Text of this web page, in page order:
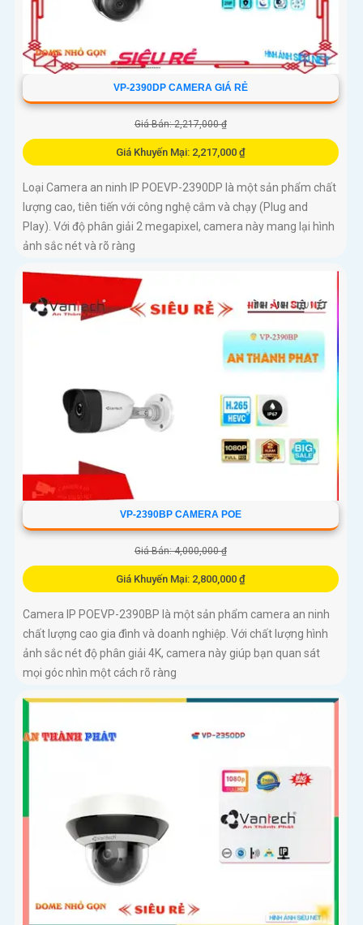
VP-2390DP CAMERA GIÁ RẺ
Giá Bán: 2,217,000 ₫
Giá Khuyến Mại: 2,217,000 ₫
Loại Camera an ninh IP POEVP-2390DP là một sản phẩm chất
lượng cao, tiên tiến với công nghệ cắm và chạy (Plug and
Play). Với độ phân giải 2 megapixel, camera này mang lại hình
ảnh sắc nét và rõ ràng
VP-2390BP CAMERA POE
Giá Bán: 4,000,000 ₫
Giá Khuyến Mại: 2,800,000 ₫
Camera IP POEVP-2390BP là một sản phẩm camera an ninh
chất lượng cao gia đình và doanh nghiệp. Với chất lượng hình
ảnh sắc nét độ phân giải 4K, camera này giúp bạn quan sát
mọi góc nhìn một cách rõ ràng